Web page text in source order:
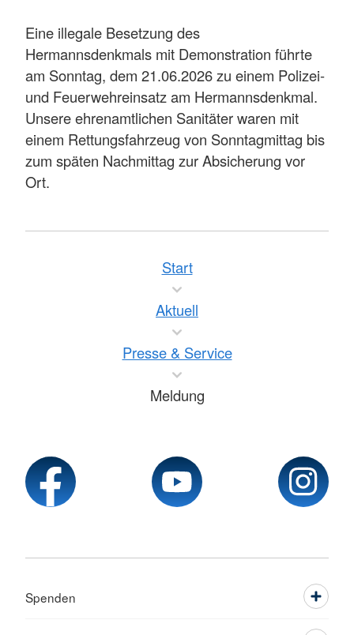
Eine illegale Besetzung des
Hermannsdenkmals mit Demonstration führte
am Sonntag, dem 21.06.2026 zu einem Polizei-
und Feuerwehreinsatz am Hermannsdenkmal.
Unsere ehrenamtlichen Sanitäter waren mit
einem Rettungsfahrzeug von Sonntagmittag bis
zum späten Nachmittag zur Absicherung vor
Ort.
Start
Aktuell
Presse & Service
Meldung
Spenden